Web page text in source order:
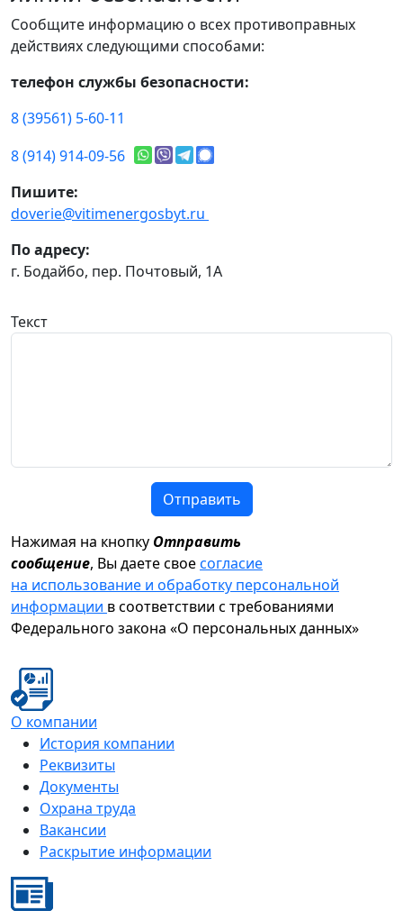
Сообщите информацию о всех противоправных
действиях следующими способами:
телефон службы безопасности:
8 (39561) 5-60-11
8 (914) 914-09-56
Пишите:
doverie@vitimenergosbyt.ru
По адресу:
г. Бодайбо, пер. Почтовый, 1А
Текст
Отправить
Нажимая на кнопку Отправить
сообщение, Вы даете своесогласие
на использование и обработку персональной
информации в соответствии с требованиями
Федерального закона «О персональных данных»
О компании
История компании
Реквизиты
Документы
Охрана труда
Вакансии
Раскрытие информации